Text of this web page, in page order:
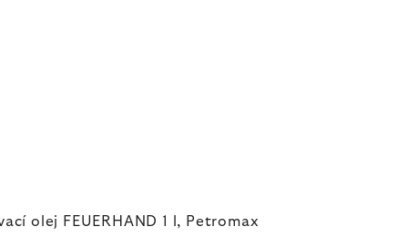
olej FEUERHAND 1 l, Petromax